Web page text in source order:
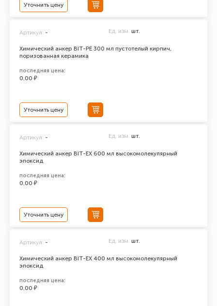
Уточнить цену
Химический анкер BIT-PE 300 мл пустотелый кирпич,
поризованная керамика
Артикул: - Ед. изм. шт.
последняя цена:
0.00 ₽
Уточнить цену
Химический анкер BIT-EX 600 мл высокомолекулярный
эпоксид
Артикул: - Ед. изм. шт.
последняя цена:
0.00 ₽
Уточнить цену
Химический анкер BIT-EX 400 мл высокомолекулярный
эпоксид
Артикул: - Ед. изм. шт.
последняя цена:
0.00 ₽